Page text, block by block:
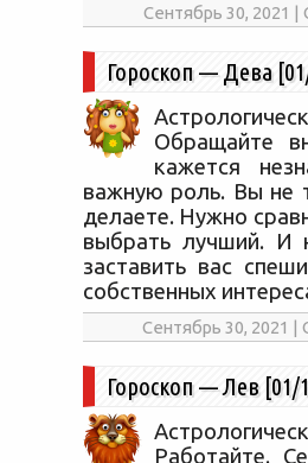
Сентябрь 30, 2021
Гороскоп — Дева
Обращайте
кажется
важную роль. Вы не
делаете. Нужно
выбрать лучший. И
заставить вас
собственных
Сентябрь 30, 2021 |
Гороскоп — Лев [01/
Работайте.